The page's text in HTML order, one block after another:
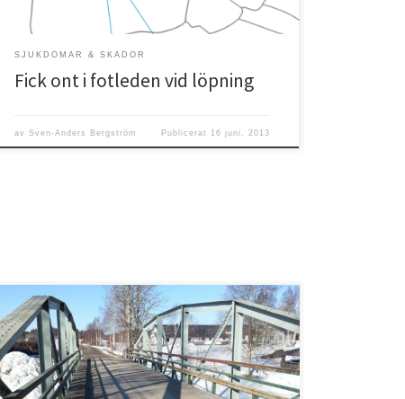
SJUKDOMAR & SKADOR
Fick ont i fotleden vid löpning
avSven-Anders Bergström Publicerat 16 juni, 2013
Sådärja! Då har man slagit sitt personliga distansrekord!
Gav mig imorse iväg på en långtur och hade siktet
inställt på att ta mig över 30 km. Gav mig av tidigt på
morgonen vid 7-tiden, innan resten av familjen